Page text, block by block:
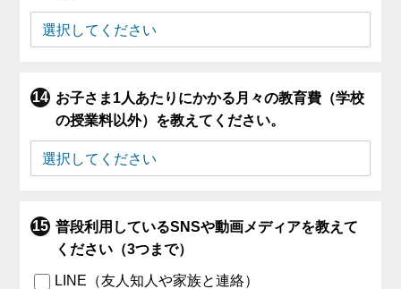
お子さま1人あたりにかかる月々の教育費（学校
の授業料以外）を教えてください。
普段利用しているSNSや動画メディアを教えて
ください（3つまで）
LINE（友人知人や家族と連絡）